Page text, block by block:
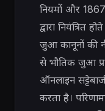
नियमों और
द्वारा नियंत्रित
जुआ कानूनों की
से भौतिक जुआ
ऑनलाइन
करता है।